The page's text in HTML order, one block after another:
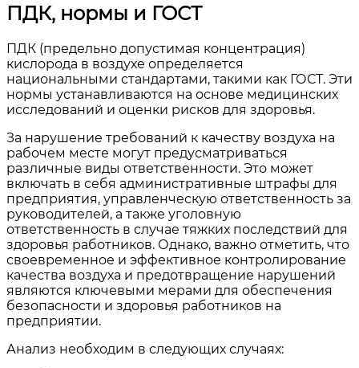
ПДК, нормы и ГОСТ
ПДК (предельно допустимая концентрация)
кислорода в воздухе определяется
национальными стандартами, такими как ГОСТ. Эти
нормы устанавливаются на основе медицинских
исследований и оценки рисков для здоровья.
За нарушение требований к качеству воздуха на
рабочем месте могут предусматриваться
различные виды ответственности. Это может
включать в себя административные штрафы для
предприятия, управленческую ответственность за
руководителей, а также уголовную
ответственность в случае тяжких последствий для
здоровья работников. Однако, важно отметить, что
своевременное и эффективное контролирование
качества воздуха и предотвращение нарушений
являются ключевыми мерами для обеспечения
безопасности и здоровья работников на
предприятии.
Анализ необходим в следующих случаях: